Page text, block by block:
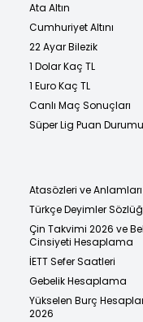
Ata Altın
Cumhuriyet Altını
22 Ayar Bilezik
1 Dolar Kaç TL
1 Euro Kaç TL
Canlı Maç Sonuçları
Süper Lig Puan Durumu
Atasözleri ve Anlamları
Türkçe Deyimler
Çin Takvimi 2026 ve
Cinsiyeti Hesaplama
İETT Sefer Saatleri
Gebelik Hesaplama
Yükselen Burç
2026